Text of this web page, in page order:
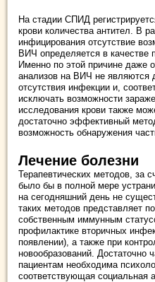
На стадии СПИД
крови количества антител. В
инфицирования отсутствие
ВИЧ определяется в качестве
Именно по этой причине даже
анализов на ВИЧ не являются
отсутствия инфекции и,
исключать возможности
исследования крови также
достаточно эффективный
возможность обнаружения
Лечение болезни
Терапевтических методов, за
было бы в полной мере
на сегодняшний день не
таких методов представляет
собственным иммунным
профилактике вторичных
появлении), а также при
новообразований.
пациентам необходима
соответствующая социальная